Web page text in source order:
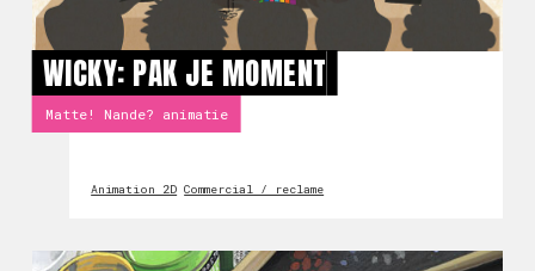
WICKY: PAK JE MOMENT
Matte! Nande? animatie
Animation 2D Commercial / reclame